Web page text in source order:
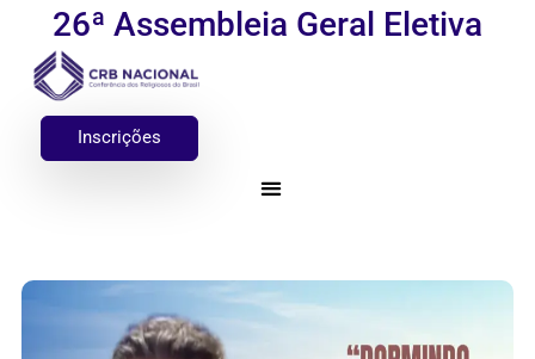
26ª Assembleia Geral Eletiva
Inscrições